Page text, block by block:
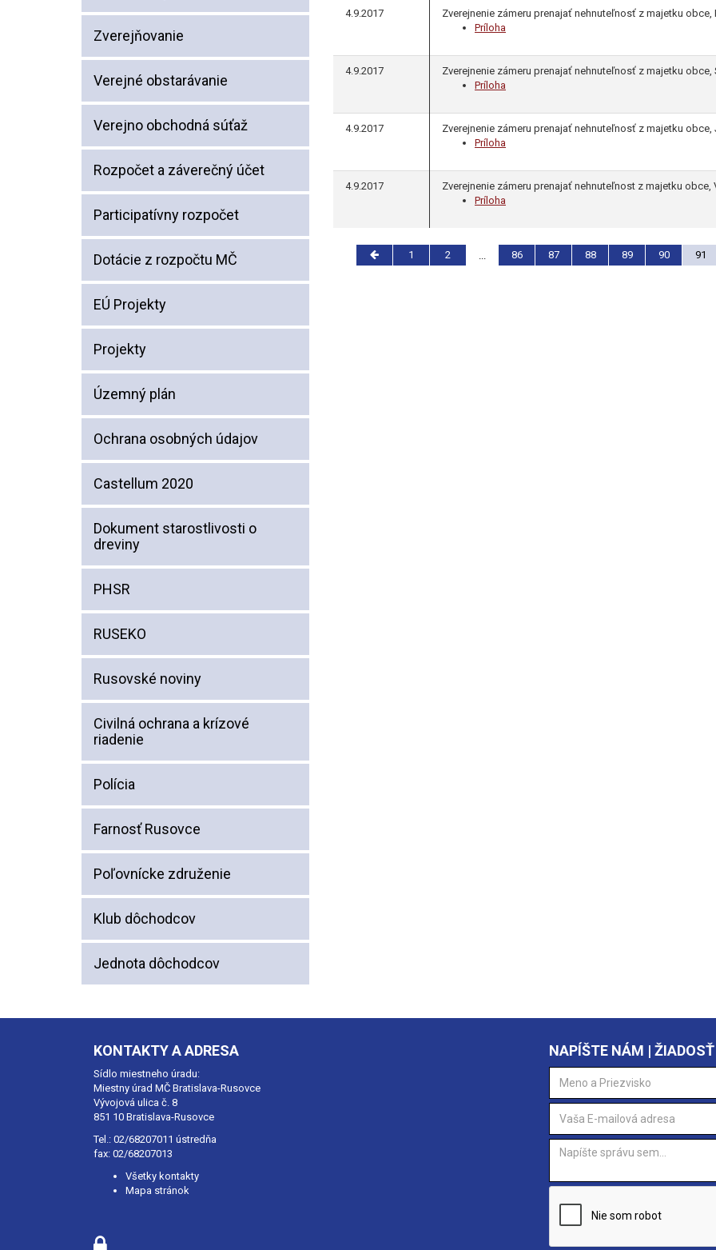
Zverejňovanie
Verejné obstarávanie
Verejno obchodná súťaž
Rozpočet a záverečný účet
Participatívny rozpočet
Dotácie z rozpočtu MČ
EÚ Projekty
Projekty
Územný plán
Ochrana osobných údajov
Castellum 2020
Dokument starostlivosti o
dreviny
PHSR
RUSEKO
Rusovské noviny
Civilná ochrana a krízové
riadenie
Polícia
Farnosť Rusovce
Poľovnícke združenie
Klub dôchodcov
Jednota dôchodcov
4.9.2017
Zverejnenie zámeru prenajať nehnuteľnosť z majetku obce,
Príloha
4.9.2017
Zverejnenie zámeru prenajať nehnuteľnosť z majetku obce,
Príloha
4.9.2017
Zverejnenie zámeru prenajať nehnuteľnosť z majetku obce,
Príloha
4.9.2017
Zverejnenie zámeru prenajať nehnuteľnost z majetku obce,
Príloha
1 2 ... 86 87 88 89 90 91
KONTAKTY A ADRESA
Sídlo miestneho úradu:
Miestny úrad MČ Bratislava-Rusovce
Vývojová ulica č. 8
851 10 Bratislava-Rusovce
Tel.: 02/68207011 ústredňa
fax: 02/68207013
Všetky kontakty
Mapa stránok
NAPÍŠTE NÁM |